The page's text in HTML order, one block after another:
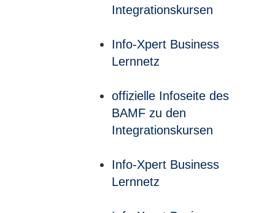
Integrationskursen
Info-Xpert Business
Lernnetz
offizielle Infoseite des
BAMF zu den
Integrationskursen
Info-Xpert Business
Lernnetz